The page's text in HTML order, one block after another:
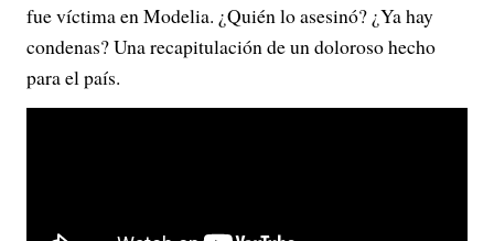
fue víctima en Modelia. ¿Quién lo asesinó? ¿Ya hay
condenas? Una recapitulación de un doloroso hecho
para el país.